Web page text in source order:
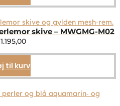
skive – MWGMG-M02
til kurv